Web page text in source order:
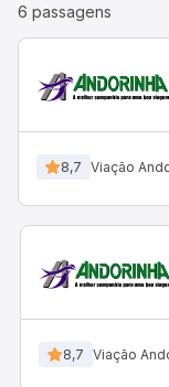
6 passagens
8,7 Viação
8,7 Viação